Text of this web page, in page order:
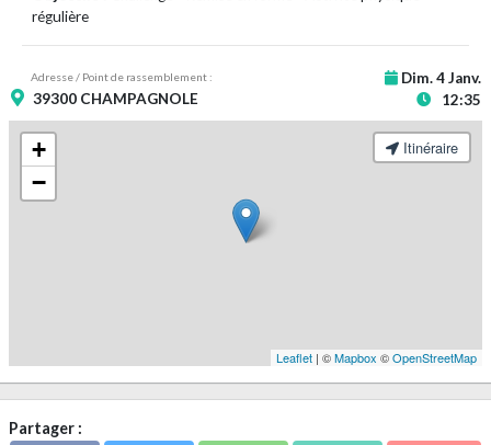
régulière
Adresse / Point de rassemblement :
39300 CHAMPAGNOLE
Dim. 4 Janv.
12:35
+
−
Itinéraire
Leaflet | ©Mapbox ©OpenStreetMap
Partager :